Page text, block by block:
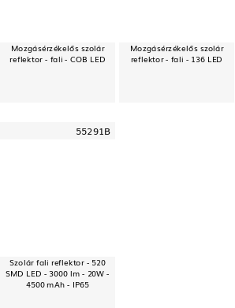
Mozgásérzékelős szolár
reflektor - fali - COB LED
Mozgásérzékelős szolár
reflektor - fali - 136 LED
55291B
Szolár fali reflektor - 520
SMD LED - 3000 lm - 20W -
4500 mAh - IP65